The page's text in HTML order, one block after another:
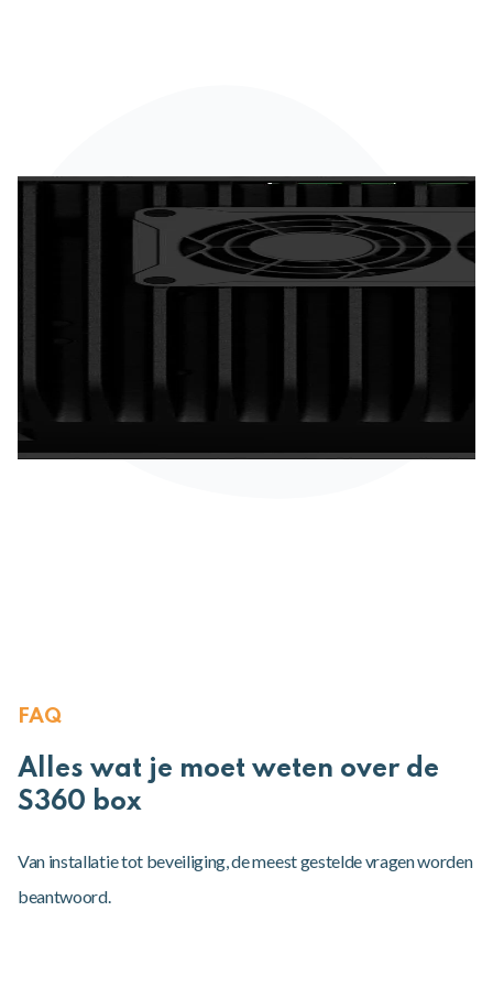
FAQ
Alles wat je moet weten over de
S360 box
Van installatie tot beveiliging, de meest gestelde vragen worden
beantwoord.